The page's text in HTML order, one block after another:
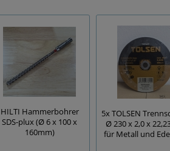
HILTI Hammerbohrer
SDS-plux (Ø 6 x 100 x
160mm)
5x TOLSEN
Ø 230 x 2,0 x
für Metall und